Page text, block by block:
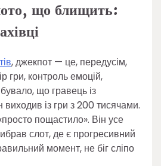
що блищить:
, джекпот — це, передусім,
гри, контроль емоцій,
що гравець із
виходив із гри з 200 тисячами.
пощастило». Він усе
слот, де є прогресивний
момент, не біг сліпо